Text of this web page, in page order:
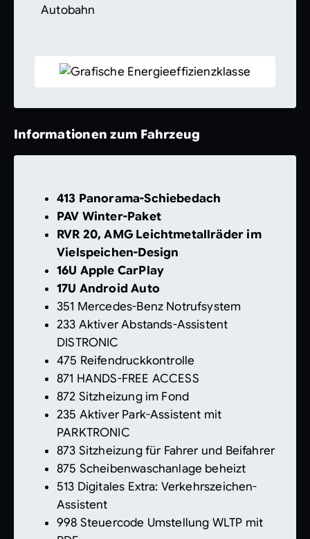
Autobahn
Informationen zum Fahrzeug
413 Panorama-Schiebedach
PAV Winter-Paket
RVR 20, AMG Leichtmetallräder im
Vielspeichen-Design
16U Apple CarPlay
17U Android Auto
351 Mercedes-Benz Notrufsystem
233 Aktiver Abstands-Assistent
DISTRONIC
475 Reifendruckkontrolle
871 HANDS-FREE ACCESS
872 Sitzheizung im Fond
235 Aktiver Park-Assistent mit
PARKTRONIC
873 Sitzheizung für Fahrer und Beifahrer
875 Scheibenwaschanlage beheizt
513 Digitales Extra: Verkehrszeichen-
Assistent
998 Steuercode Umstellung WLTP mit